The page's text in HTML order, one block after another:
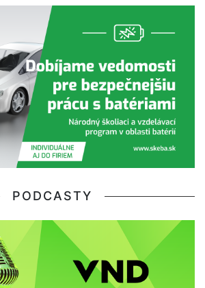
PODCASTY